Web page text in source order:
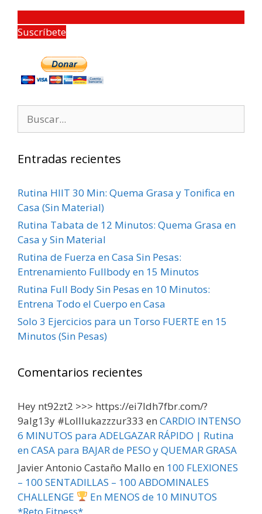
Suscríbete
Entradas recientes
Rutina HIIT 30 Min: Quema Grasa y Tonifica en
Casa (Sin Material)
Rutina Tabata de 12 Minutos: Quema Grasa en
Casa y Sin Material
Rutina de Fuerza en Casa Sin Pesas:
Entrenamiento Fullbody en 15 Minutos
Rutina Full Body Sin Pesas en 10 Minutos:
Entrena Todo el Cuerpo en Casa
Solo 3 Ejercicios para un Torso FUERTE en 15
Minutos (Sin Pesas)
Comentarios recientes
Hey nt92zt2 >>> https://ei7ldh7fbr.com/?
9alg13y #Lolllukazzzur333 en CARDIO INTENSO
6 MINUTOS para ADELGAZAR RÁPIDO | Rutina
en CASA para BAJAR de PESO y QUEMAR GRASA
Javier Antonio Castaño Mallo en 100 FLEXIONES
– 100 SENTADILLAS – 100 ABDOMINALES
CHALLENGE
En MENOS de 10 MINUTOS
*Reto Fitness*